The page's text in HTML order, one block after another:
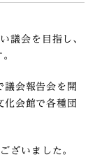
議会を目指し、
会報告会を開
会館で各種団
ざいました。